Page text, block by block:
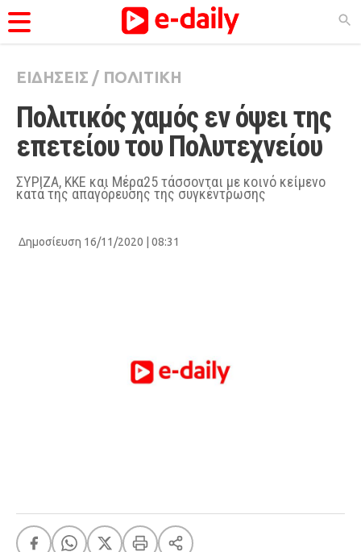
ΚΑΤΗΓΟΡΊΕΣ
Ειδήσεις
Θέματα
Videos
Podcasts
Viral
OMG LOL
ΕΙΔΗΣΕΙΣ / ΠΟΛΙΤΙΚΗ
Πολιτικός χαμός εν όψει της
επετείου του Πολυτεχνείου
ΣΥΡΙΖΑ, ΚΚΕ και Μέρα25 τάσσονται με κοινό κείμενο
κατά της απαγόρευσης της συγκέντρωσης
Δημοσίευση 16/11/2020 | 08:31